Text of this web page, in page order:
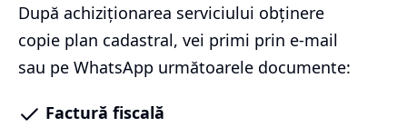
După achiziționarea serviciului obținere
copie plan cadastral, vei primi prin e-mail
sau pe WhatsApp următoarele documente:
Factură fiscală